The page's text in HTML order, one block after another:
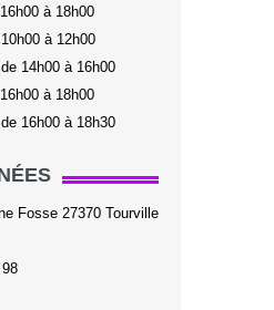
à 18h00
à 12h00
14h00 à 16h00
à 18h00
16h00 à 18h30
Fosse 27370 Tourville